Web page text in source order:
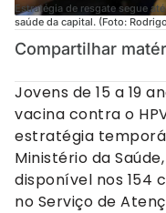
Estratégia de resgate segue
saúde da capital. (Foto:
Compartilhar
Jovens de 15 a 19
vacina contra o
estratégia
Ministério da
disponível nos 154
no Serviço de